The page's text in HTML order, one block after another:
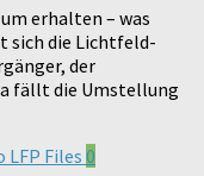
erhalten – was
sich die Lichtfeld-
der
fällt die Umstellung
0